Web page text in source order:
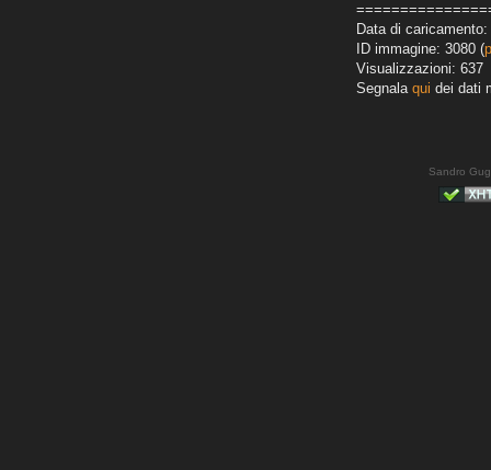
Data di
ID immagine: 3080 (
Visualizzazioni: 637
Segnala qui dei dati
Sandro